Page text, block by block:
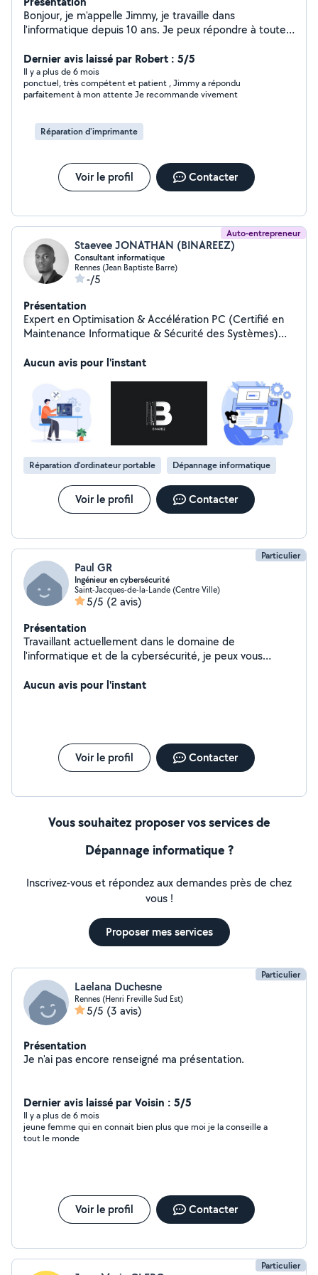
Bonjour, je m'appelle Jimmy, je travaille dans
l'informatique depuis 10 ans. Je peux répondre à toutes
contacter :)
Dernier avis laissé par Robert : 5/5
Il y a plus de 6 mois
ponctuel, très compétent et patient , Jimmy a répondu
parfaitement à mon attente Je recommande vivement
Réparation d'imprimante
Voir le profil Contacter
Auto-entrepreneur
Staevee JONATHAN (BINAREEZ)
Consultant informatique
Rennes (Jean Baptiste Barre)
-/5
Présentation
Expert en Optimisation & Accélération PC (Certifié en
Maintenance Informatique & Sécurité des Systèmes)
redonne vie aux ordinateurs grâce à des méthodes
Aucun avis pour l'instant
Réparation d'ordinateur portable Dépannage informatique
Voir le profil Contacter
Particulier
Paul GR
Ingénieur en cybersécurité
Saint-Jacques-de-la-Lande (Centre Ville)
5/5 (2 avis)
Présentation
Travaillant actuellement dans le domaine de
l'informatique et de la cybersécurité, je peux vous
informatiques.
Aucun avis pour l'instant
Voir le profil Contacter
Vous souhaitez proposer vos services de
Dépannage informatique ?
Inscrivez-vous et répondez aux demandes près de chez
vous !
Proposer mes services
Particulier
Laelana Duchesne
Rennes (Henri Freville Sud Est)
5/5 (3 avis)
Présentation
Je n'ai pas encore renseigné ma présentation.
Dernier avis laissé par Voisin : 5/5
Il y a plus de 6 mois
jeune femme qui en connait bien plus que moi je la conseille a
tout le monde
Voir le profil Contacter
Particulier